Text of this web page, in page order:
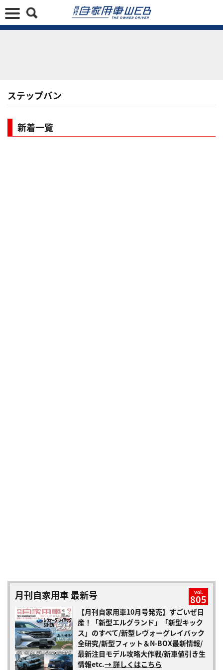
ステップバン
新着一覧
月刊自家用車 最新号 vol.
805
【月刊自家用車10月号発売】すごいぜ日
産！「新型エルグランド」「新型キック
ス」のすべて/新型レヴォーグレイバック
全研究/新型フィット＆N-BOX最新情報/
最新注目モデル攻略大作戦/新車値引き生
情報etc.→ 詳しくはこちら